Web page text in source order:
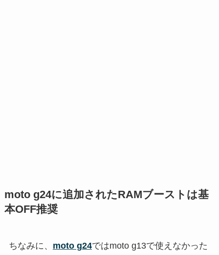
moto g24に追加されたRAMブーストは基
本OFF推奨
ちなみに、 moto g24ではmoto g13で使えなかった